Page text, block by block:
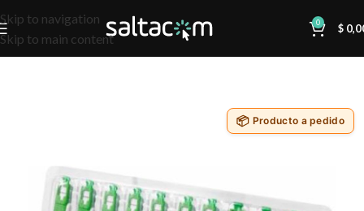
Skip to navigation
Skip to main content
0 $
Producto a pedido